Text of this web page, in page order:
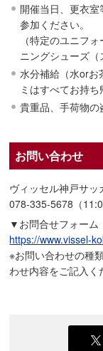
開催当日、更衣
参加ください。
（特定のユニフ
ニングシューズ（
水分補給（水orお
ミはすべてお持ち
貴重品、手荷物の
お問い合わせ
ヴィッセル神戸サ
078-335-5678（
▼お問合せフォーム
https://www.vissel-
※お問い合わせの種
わせ内容をご記入く